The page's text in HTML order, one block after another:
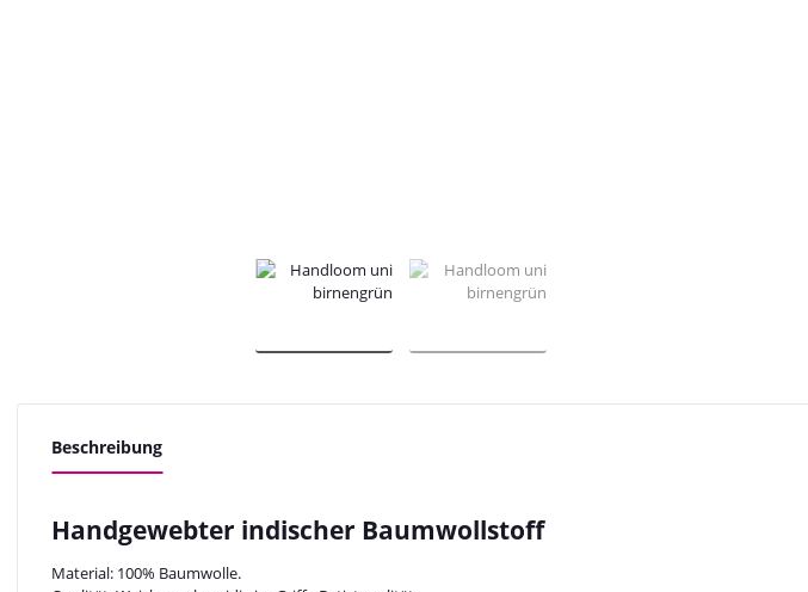
Beschreibung
Handgewebter indischer Baumwollstoff
Material: 100% Baumwolle.